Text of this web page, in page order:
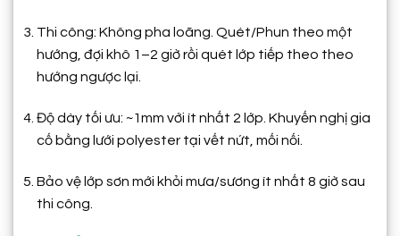
Thi công: Không pha loãng. Quét/Phun theo một
hướng, đợi khô 1–2 giờ rồi quét lớp tiếp theo theo
hướng ngược lại.
Độ dày tối ưu: ~1mm với ít nhất 2 lớp. Khuyến nghị gia
cố bằng lưới polyester tại vết nứt, mối nối.
Bảo vệ lớp sơn mới khỏi mưa/sương ít nhất 8 giờ sau
thi công.